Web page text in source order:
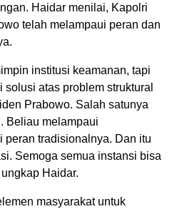
Haidar menilai, Kapolri
telah melampaui peran dan
institusi keamanan, tapi
atas problem struktural
Prabowo. Salah satunya
Beliau melampaui
peran tradisionalnya. Dan itu
Semoga semua instansi bisa
Haidar.
masyarakat untuk